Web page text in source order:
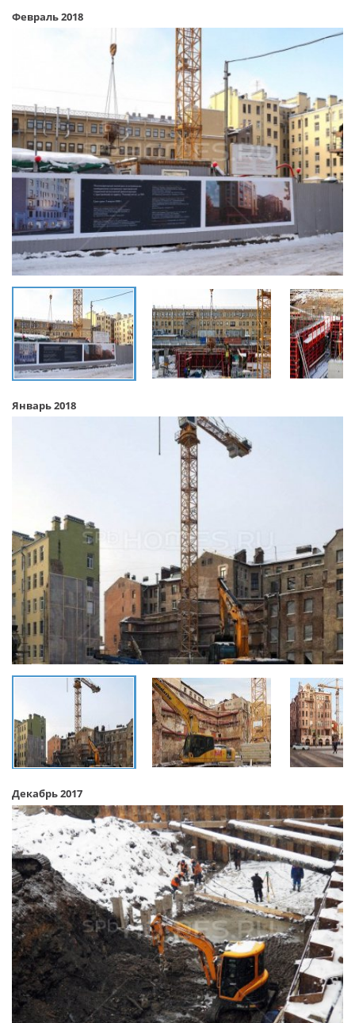
Февраль 2018
Январь 2018
Декабрь 2017